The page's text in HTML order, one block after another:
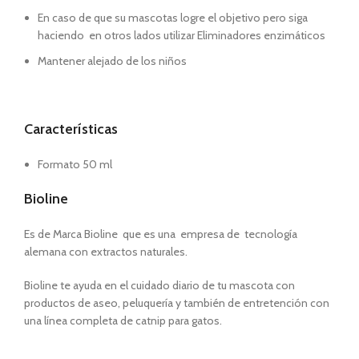
En caso de que su mascotas logre el objetivo pero siga
haciendo en otros lados utilizar Eliminadores enzimáticos
Mantener alejado de los niños
Características
Formato 50 ml
Bioline
Es de Marca Bioline que es una empresa de tecnología
alemana con extractos naturales.
Bioline te ayuda en el cuidado diario de tu mascota con
productos de aseo, peluquería y también de entretención con
una línea completa de catnip para gatos.